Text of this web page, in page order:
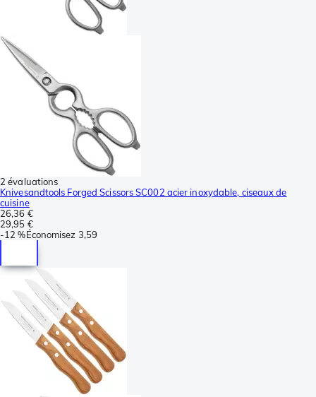
2 évaluations
Knivesandtools Forged Scissors SC002 acier inoxydable, ciseaux de
cuisine
26,36 €
29,95 €
-12 %Économisez 3,59